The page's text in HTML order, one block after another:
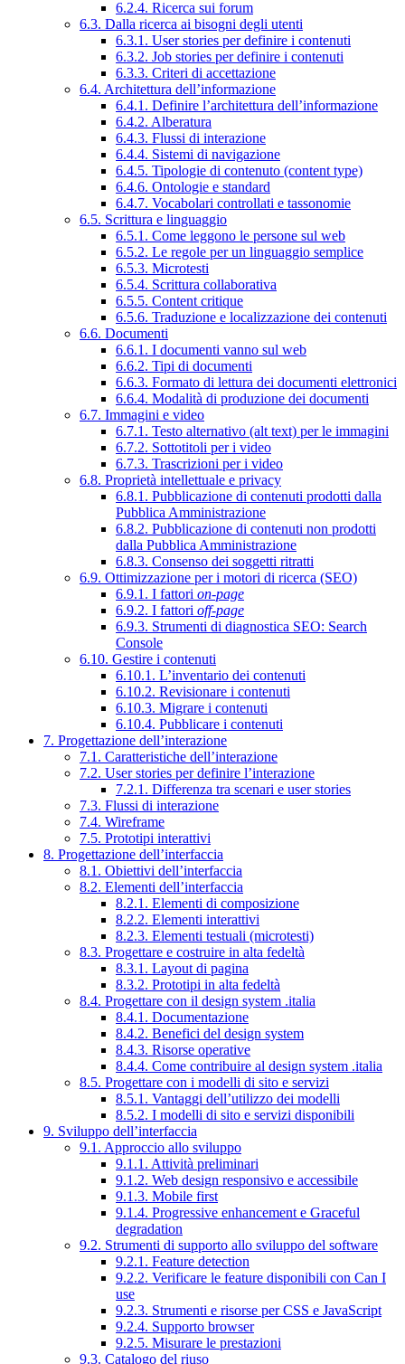
6.2.4. Ricerca sui forum
6.3. Dalla ricerca ai bisogni degli utenti
6.3.1. User stories per definire i contenuti
6.3.2. Job stories per definire i contenuti
6.3.3. Criteri di accettazione
6.4. Architettura dell’informazione
6.4.1. Definire l’architettura dell’informazione
6.4.2. Alberatura
6.4.3. Flussi di interazione
6.4.4. Sistemi di navigazione
6.4.5. Tipologie di contenuto (content type)
6.4.6. Ontologie e standard
6.4.7. Vocabolari controllati e tassonomie
6.5. Scrittura e linguaggio
6.5.1. Come leggono le persone sul web
6.5.2. Le regole per un linguaggio semplice
6.5.3. Microtesti
6.5.4. Scrittura collaborativa
6.5.5. Content critique
6.5.6. Traduzione e localizzazione dei contenuti
6.6. Documenti
6.6.1. I documenti vanno sul web
6.6.2. Tipi di documenti
6.6.3. Formato di lettura dei documenti elettronici
6.6.4. Modalità di produzione dei documenti
6.7. Immagini e video
6.7.1. Testo alternativo (alt text) per le immagini
6.7.2. Sottotitoli per i video
6.7.3. Trascrizioni per i video
6.8. Proprietà intellettuale e privacy
6.8.1. Pubblicazione di contenuti prodotti dalla
Pubblica Amministrazione
6.8.2. Pubblicazione di contenuti non prodotti
dalla Pubblica Amministrazione
6.8.3. Consenso dei soggetti ritratti
6.9. Ottimizzazione per i motori di ricerca (SEO)
6.9.1. I fattori on-page
6.9.2. I fattori off-page
6.9.3. Strumenti di diagnostica SEO: Search
Console
6.10. Gestire i contenuti
6.10.1. L’inventario dei contenuti
6.10.2. Revisionare i contenuti
6.10.3. Migrare i contenuti
6.10.4. Pubblicare i contenuti
7. Progettazione dell’interazione
7.1. Caratteristiche dell’interazione
7.2. User stories per definire l’interazione
7.2.1. Differenza tra scenari e user stories
7.3. Flussi di interazione
7.4. Wireframe
7.5. Prototipi interattivi
8. Progettazione dell’interfaccia
8.1. Obiettivi dell’interfaccia
8.2. Elementi dell’interfaccia
8.2.1. Elementi di composizione
8.2.2. Elementi interattivi
8.2.3. Elementi testuali (microtesti)
8.3. Progettare e costruire in alta fedeltà
8.3.1. Layout di pagina
8.3.2. Prototipi in alta fedeltà
8.4. Progettare con il design system .italia
8.4.1. Documentazione
8.4.2. Benefici del design system
8.4.3. Risorse operative
8.4.4. Come contribuire al design system .italia
8.5. Progettare con i modelli di sito e servizi
8.5.1. Vantaggi dell’utilizzo dei modelli
8.5.2. I modelli di sito e servizi disponibili
9. Sviluppo dell’interfaccia
9.1. Approccio allo sviluppo
9.1.1. Attività preliminari
9.1.2. Web design responsivo e accessibile
9.1.3. Mobile first
9.1.4. Progressive enhancement e Graceful
degradation
9.2. Strumenti di supporto allo sviluppo del software
9.2.1. Feature detection
9.2.2. Verificare le feature disponibili con Can I
use
9.2.3. Strumenti e risorse per CSS e JavaScript
9.2.4. Supporto browser
9.2.5. Misurare le prestazioni
9.3. Catalogo del riuso